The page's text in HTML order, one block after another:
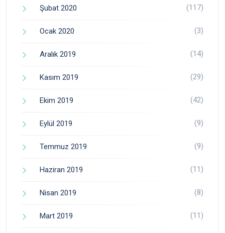
Şubat 2020 (117)
Ocak 2020 (3)
Aralık 2019 (14)
Kasım 2019 (29)
Ekim 2019 (42)
Eylül 2019 (9)
Temmuz 2019 (9)
Haziran 2019 (11)
Nisan 2019 (8)
Mart 2019 (11)